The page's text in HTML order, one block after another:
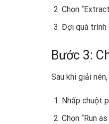
Chọn
Đợi quá trình
Bước 3:
Sau khi giải
Nhấp chuột
Chọn “Run